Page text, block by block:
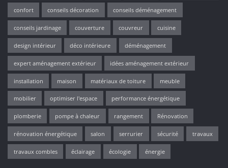
confort conseils décoration conseils déménagement
conseils jardinage couverture couvreur cuisine
design intérieur déco intérieure déménagement
expert aménagement extérieur idées aménagement extérieur
installation maison matériaux de toiture meuble
mobilier optimiser l'espace performance énergétique
plomberie pompe à chaleur rangement Rénovation
rénovation énergétique salon serrurier sécurité travaux
travaux combles éclairage écologie énergie